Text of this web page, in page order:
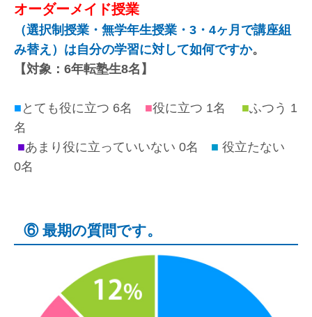
オーダーメイド授業
（選択制授業・無学年生授業・3・4ヶ月で講座組
み替え）は自分の学習に対して如何ですか。
【対象：6年転塾生8名】
■ とても役に立つ 6名 ■役に立つ 1名 ■ふつう 1
名
■あまり役に立っていいない 0名 ■ 役立たない
0名
⑥ 最期の質問です。